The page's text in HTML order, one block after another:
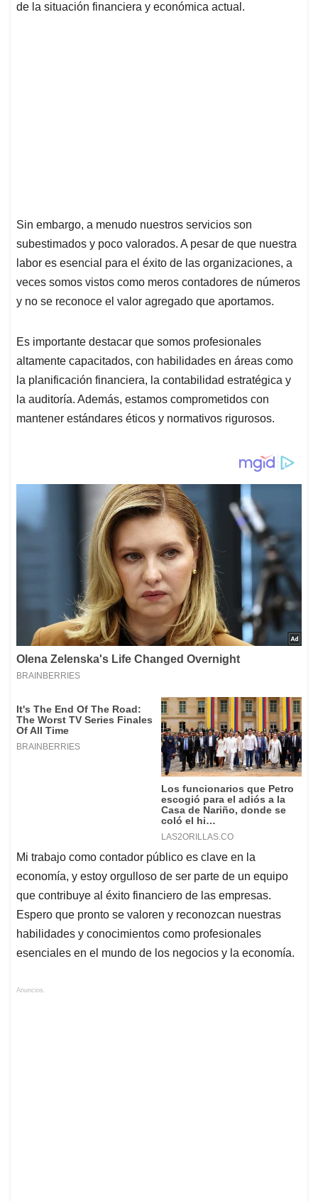
de la situación financiera y económica actual.
Sin embargo, a menudo nuestros servicios son
subestimados y poco valorados. A pesar de que nuestra
labor es esencial para el éxito de las organizaciones, a
veces somos vistos como meros contadores de números
y no se reconoce el valor agregado que aportamos.
Es importante destacar que somos profesionales
altamente capacitados, con habilidades en áreas como
la planificación financiera, la contabilidad estratégica y
la auditoría. Además, estamos comprometidos con
mantener estándares éticos y normativos rigurosos.
Mi trabajo como contador público es clave en la
economía, y estoy orgulloso de ser parte de un equipo
que contribuye al éxito financiero de las empresas.
Espero que pronto se valoren y reconozcan nuestras
habilidades y conocimientos como profesionales
esenciales en el mundo de los negocios y la economía.
Anuncios.